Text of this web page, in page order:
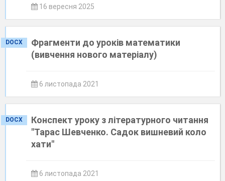
16 вересня 2025
DOCX
Фрагменти до уроків математики
(вивчення нового матеріалу)
6 листопада 2021
DOCX
Конспект уроку з літературного читання
"Тарас Шевченко. Садок вишневий коло
хати"
6 листопада 2021